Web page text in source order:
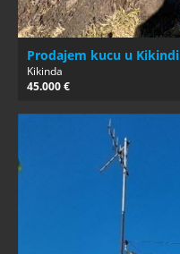
Prodajem kucu u Kikindi
Kikinda
45.000 €